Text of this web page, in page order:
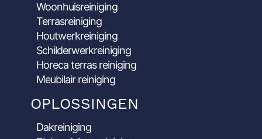
Woonhuisreiniging
Terrasreiniging
Houtwerkreiniging
Schilderwerkreiniging
Horeca terras reiniging
Meubilair reiniging
OPLOSSINGEN
Dakreiniging